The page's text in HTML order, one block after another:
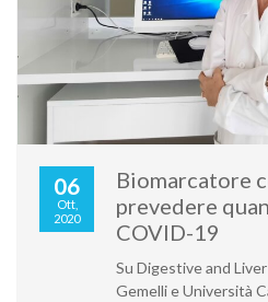
06
Ott,
2020
Biomarcatore
prevedere
COVID-19
Su Digestive and
Gemelli e Università